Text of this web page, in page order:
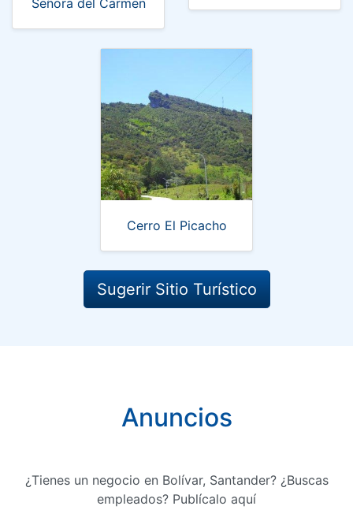
Cerro El Picacho
Sugerir Sitio Turístico
Anuncios
¿Tienes un negocio en Bolívar, Santander? ¿Buscas
empleados? Publícalo aquí